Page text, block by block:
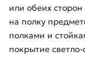
или обеих
на полку
полками и
покрытие светло-